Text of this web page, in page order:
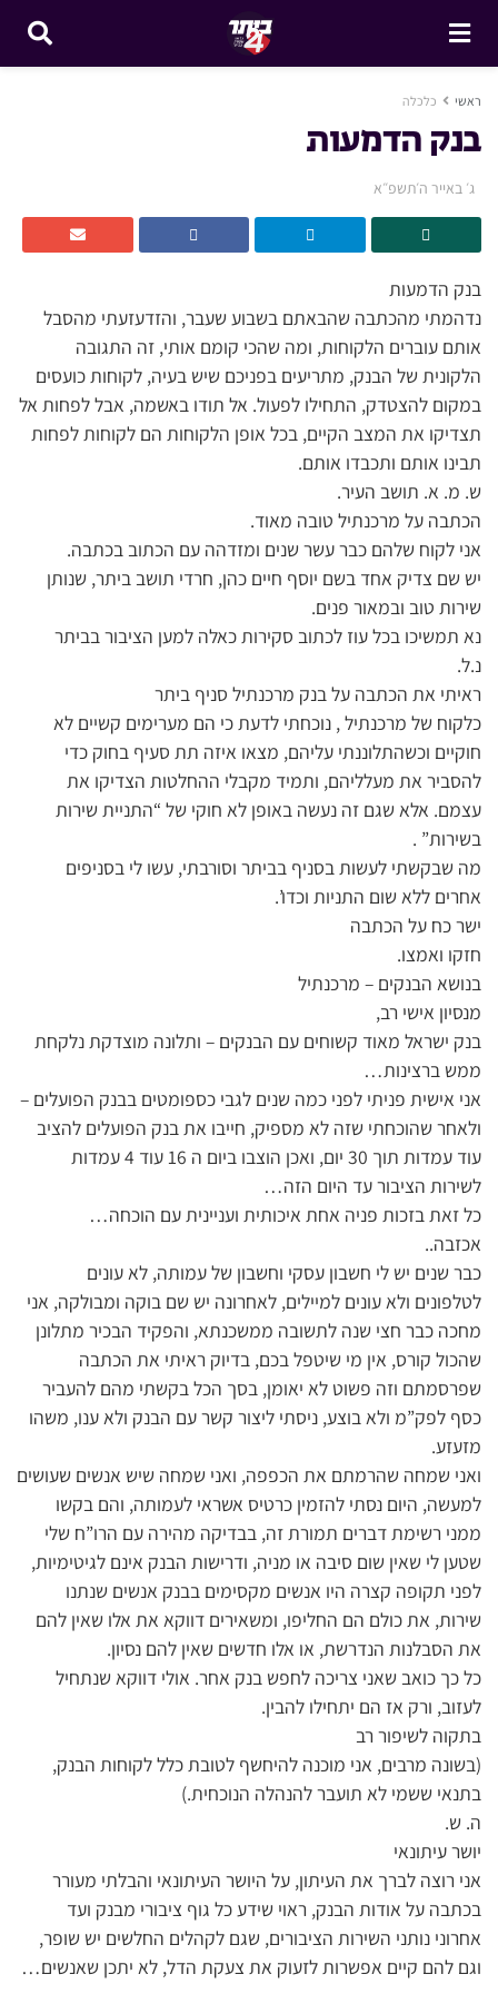
ראשי כלכלה
בנק הדמעות
ג׳ באייר ה׳תשפ״א
בנק הדמעות
נדהמתי מהכתבה שהבאתם בשבוע שעבר, והזדעזעתי מהסבל
אותם עוברים הלקוחות, ומה שהכי קומם אותי, זה התגובה
הלקונית של הבנק, מתריעים בפניכם שיש בעיה, לקוחות כועסים
במקום להצטדק, התחילו לפעול. אל תודו באשמה, אבל לפחות אל
תצדיקו את המצב הקיים, בכל אופן הלקוחות הם לקוחות לפחות
תבינו אותם ותכבדו אותם.
ש. מ. א. תושב העיר.
הכתבה על מרכנתיל טובה מאוד.
אני לקוח שלהם כבר עשר שנים ומזדהה עם הכתוב בכתבה.
יש שם צדיק אחד בשם יוסף חיים כהן, חרדי תושב ביתר, שנותן
שירות טוב ובמאור פנים.
נא תמשיכו בכל עוז לכתוב סקירות כאלה למען הציבור בביתר
נ.ל.
ראיתי את הכתבה על בנק מרכנתיל סניף ביתר
כלקוח של מרכנתיל , נוכחתי לדעת כי הם מערימים קשיים לא
חוקיים וכשהתלוננתי עליהם, מצאו איזה תת סעיף בחוק כדי
להסביר את מעלליהם, ותמיד מקבלי ההחלטות הצדיקו את
עצמם. אלא שגם זה נעשה באופן לא חוקי של “התניית שירות
בשירות” .
מה שבקשתי לעשות בסניף בביתר וסורבתי, עשו לי בסניפים
אחרים ללא שום התניות וכדו’.
ישר כח על הכתבה
חזקו ואמצו.
בנושא הבנקים – מרכנתיל
מנסיון אישי רב,
בנק ישראל מאוד קשוחים עם הבנקים – ותלונה מוצדקת נלקחת
ממש ברצינות…
אני אישית פניתי לפני כמה שנים לגבי כספומטים בבנק הפועלים –
ולאחר שהוכחתי שזה לא מספיק, חייבו את בנק הפועלים להציב
עוד עמדות תוך 30 יום, ואכן הוצבו ביום ה 16 עוד 4 עמדות
לשירות הציבור עד היום הזה…
כל זאת בזכות פניה אחת איכותית ועניינית עם הוכחה…
אכזבה..
כבר שנים יש לי חשבון עסקי וחשבון של עמותה, לא עונים
לטלפונים ולא עונים למיילים, לאחרונה יש שם בוקה ומבולקה, אני
מחכה כבר חצי שנה לתשובה ממשכנתא, והפקיד הבכיר מתלונן
שהכול קורס, אין מי שיטפל בכם, בדיוק ראיתי את הכתבה
שפרסמתם וזה פשוט לא יאומן, בסך הכל בקשתי מהם להעביר
כסף לפק”מ ולא בוצע, ניסתי ליצור קשר עם הבנק ולא ענו, משהו
מזעזע.
ואני שמחה שהרמתם את הכפפה, ואני שמחה שיש אנשים שעושים
למעשה, היום נסתי להזמין כרטיס אשראי לעמותה, והם בקשו
ממני רשימת דברים תמורת זה, בבדיקה מהירה עם הרו”ח שלי
שטען לי שאין שום סיבה או מניה, ודרישות הבנק אינם לגיטימיות,
לפני תקופה קצרה היו אנשים מקסימים בבנק אנשים שנתנו
שירות, את כולם הם החליפו, ומשאירים דווקא את אלו שאין להם
את הסבלנות הנדרשת, או אלו חדשים שאין להם נסיון.
כל כך כואב שאני צריכה לחפש בנק אחר. אולי דווקא שנתחיל
לעזוב, ורק אז הם יתחילו להבין.
בתקוה לשיפור רב
(בשונה מרבים, אני מוכנה להיחשף לטובת כלל לקוחות הבנק,
בתנאי ששמי לא תועבר להנהלה הנוכחית.)
ה. ש.
יושר עיתונאי
אני רוצה לברך את העיתון, על היושר העיתונאי והבלתי מעורר
בכתבה על אודות הבנק, ראוי שידע כל גוף ציבורי מבנק ועד
אחרוני נותני השירות הציבורים, שגם לקהלים החלשים יש שופר,
וגם להם קיים אפשרות לזעוק את צעקת הדל, לא יתכן שאנשים…